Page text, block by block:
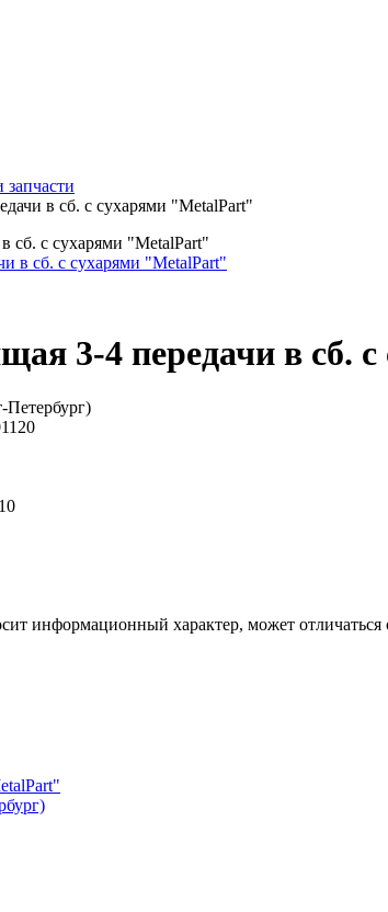
запчасти
в сб. с сухарями "MetalPart"
сб. с сухарями "MetalPart"
3-4 передачи в сб.
Петербург)
информационный характер, может